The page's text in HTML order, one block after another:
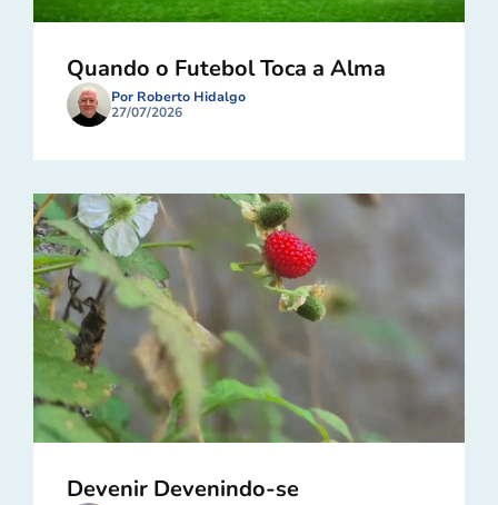
Quando o Futebol Toca a Alma
Por Roberto Hidalgo
27/07/2026
Devenir Devenindo-se